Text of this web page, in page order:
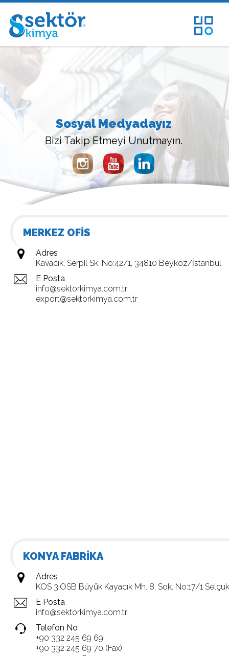
Sosyal Medyadayız
Bizi Takip Etmeyi Unutmayın.
MERKEZ OFİS
Adres
Kavacık, Serpil Sk. No:42/1, 34810 Beykoz/İstanbul
E Posta
info@sektorkimya.com.tr
export@sektorkimya.com.tr
KONYA FABRİKA
Adres
KOS 3.OSB Büyük Kayacık Mh. 8. Sok. No:17/1
E Posta
info@sektorkimya.com.tr
Telefon No
+90 332 245 69 69
+90 332 245 69 70 (Fax)